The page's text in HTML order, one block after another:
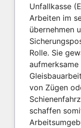
Unfallkasse
Arbeiten im
übernehmen
Rolle. Sie
von Zügen
schaffen